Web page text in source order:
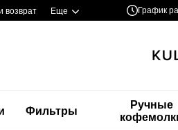
возврат Еще График
Фильтры
Ручные